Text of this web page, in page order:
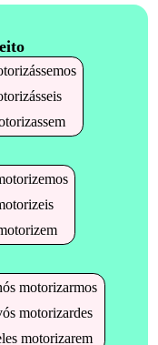
motorizarmos
motorizardes
motorizarem